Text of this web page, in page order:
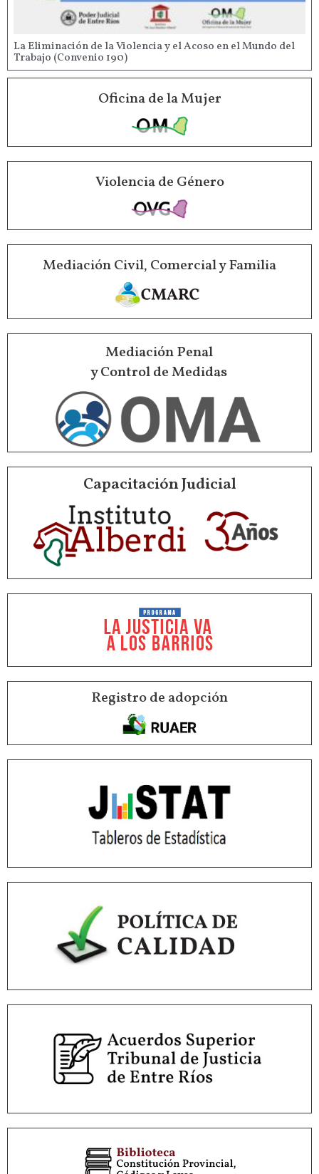
La Eliminación de la Violencia y el Acoso en el Mundo del
Trabajo (Convenio 190)
Oficina de la Mujer
Violencia de Género
Mediación Civil, Comercial y Familia
Mediación Penal
y Control de Medidas
Capacitación Judicial
Registro de adopción